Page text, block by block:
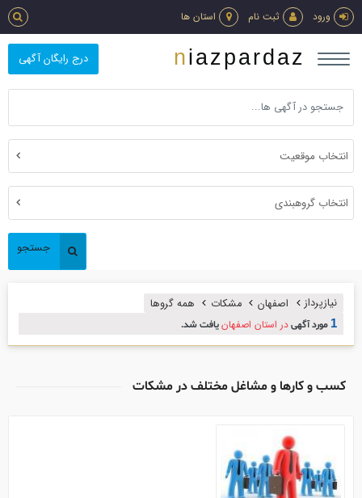
ورود ثبت نام استان ها
درج رایگان آگهی niazpardaz
انتخاب موقعیت
انتخاب گروهبندی
جستجو
نیازپرداز اصفهان مشکات همه گروها
1 مورد آگهیدر استان اصفهانیافت شد.
کسب و کارها و مشاغل مختلف در مشکات